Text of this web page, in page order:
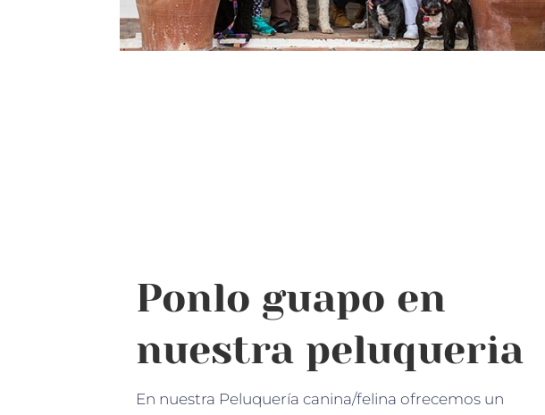
Ponlo guapo en
nuestra peluqueria
En nuestra Peluquería canina/felina ofrecemos un